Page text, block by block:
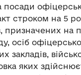
строком на 5
призначених на
осіб
закладів,
яких